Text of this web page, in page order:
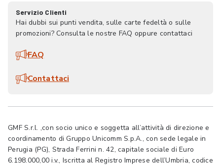
Servizio Clienti
Hai dubbi sui punti vendita, sulle carte fedeltà o sulle
promozioni? Consulta le nostre FAQ oppure contattaci
FAQ
Contattaci
GMF S.r.l. ,con socio unico e soggetta all’attività di direzione e
coordinamento di Gruppo Unicomm S.p.A., con sede legale in
Perugia (PG), Strada Ferrini n. 42, capitale sociale di Euro
6.198.000,00 i.v., Iscritta al Registro Imprese dell’Umbria, codice